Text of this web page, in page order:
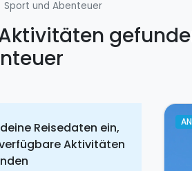
Sport und Abenteuer
Reisedaten ein,
Aktivitäten